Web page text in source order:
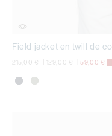
Field jacket en twill de
Prix réduit de
215,00 €à Prix réduit de
129,00 €à 59,00 €